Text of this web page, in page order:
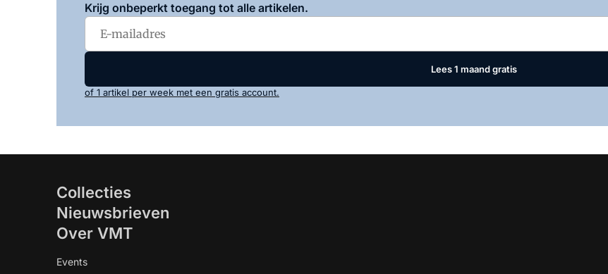
Krijg onbeperkt toegang tot alle artikelen.
Lees 1 maand gratis
of 1 artikel per week met een gratis account.
Collecties
Nieuwsbrieven
Over VMT
Events